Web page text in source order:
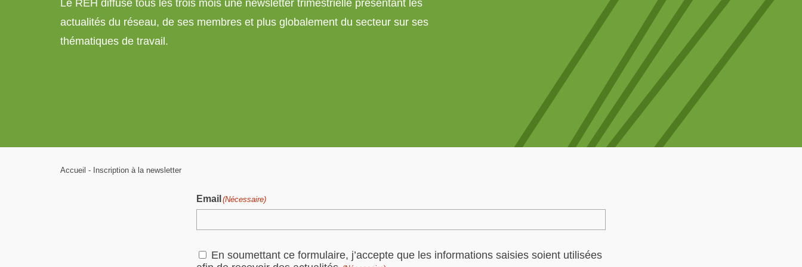
Le REH diffuse tous les trois mois une newsletter trimestrielle présentant les
actualités du réseau, de ses membres et plus globalement du secteur sur ses
thématiques de travail.
Accueil Inscription à la newsletter
Email (Nécessaire)
RGPD (Nécessaire)
En soumettant ce formulaire, j’accepte que les informations saisies soient utilisées